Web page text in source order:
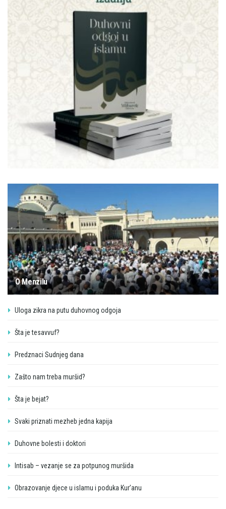
O Menzilu
Uloga zikra na putu duhovnog odgoja
Šta je tesavvuf?
Predznaci Sudnjeg dana
Zašto nam treba muršid?
Šta je bejat?
Svaki priznati mezheb jedna kapija
Duhovne bolesti i doktori
Intisab – vezanje se za potpunog muršida
Obrazovanje djece u islamu i poduka Kur’anu